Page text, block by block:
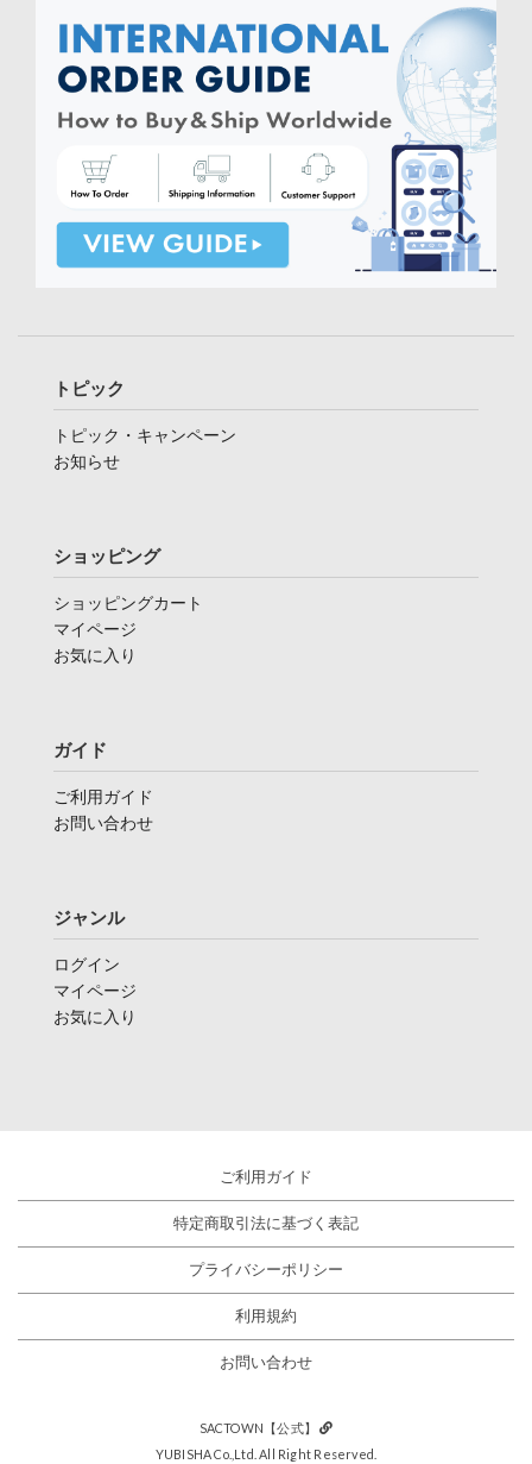
トピック
トピック・キャンペーン
お知らせ
ショッピング
ショッピングカート
マイページ
お気に入り
ガイド
ご利用ガイド
お問い合わせ
ジャンル
ログイン
マイページ
お気に入り
ご利用ガイド
特定商取引法に基づく表記
プライバシーポリシー
利用規約
お問い合わせ
SACTOWN【公式】
YUBISHA Co.,Ltd. All Right Reserved.